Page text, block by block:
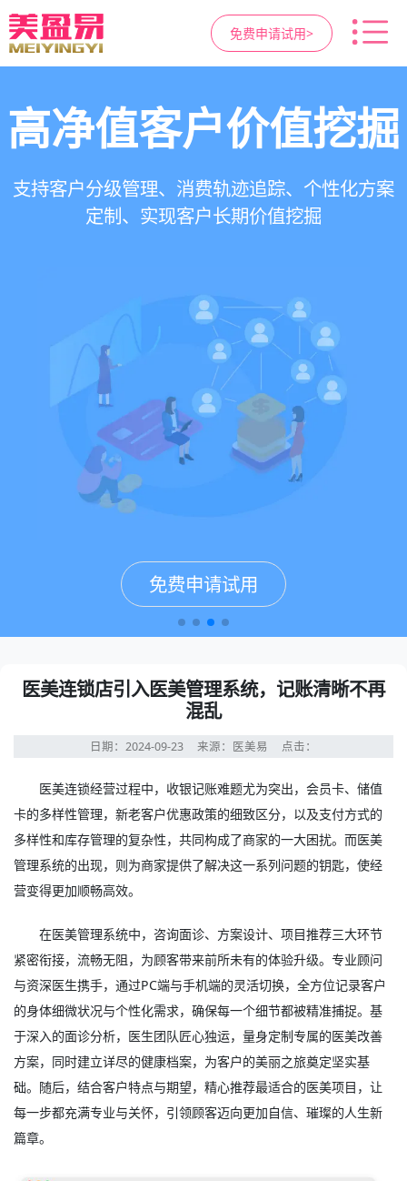
免费申请试用>
智慧医美管理系统
一站式解决医美机构预约、咨询、手术安排、会
员管理、财务核算全流程管理
免费申请试用
医疗资源调度管理
支持电子病历、医生排班、手术室管理、智能预
约分配，科学安排医疗资源
免费申请试用
高净值客户价值挖掘
支持客户分级管理、消费轨迹追踪、个性化方案
定制、实现客户长期价值挖掘
免费申请试用
营销与私域运营
提供小程序商城、私域scrm、项目套餐、裂变分
销多种营销工具，助力获客与转化
免费申请试用
医美连锁店引入医美管理系统，记账清晰不再
混乱
日期：2024-09-23 来源：医美易 点击：
医美连锁经营过程中，收银记账难题尤为突出，会员卡、储值
卡的多样性管理，新老客户优惠政策的细致区分，以及支付方式的
多样性和库存管理的复杂性，共同构成了商家的一大困扰。而医美
管理系统的出现，则为商家提供了解决这一系列问题的钥匙，使经
营变得更加顺畅高效。
在医美管理系统中，咨询面诊、方案设计、项目推荐三大环节
紧密衔接，流畅无阻，为顾客带来前所未有的体验升级。专业顾问
与资深医生携手，通过PC端与手机端的灵活切换，全方位记录客户
的身体细微状况与个性化需求，确保每一个细节都被精准捕捉。基
于深入的面诊分析，医生团队匠心独运，量身定制专属的医美改善
方案，同时建立详尽的健康档案，为客户的美丽之旅奠定坚实基
础。随后，结合客户特点与期望，精心推荐最适合的医美项目，让
每一步都充满专业与关怀，引领顾客迈向更加自信、璀璨的人生新
篇章。